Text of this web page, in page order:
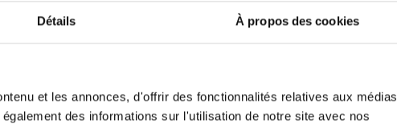
Détails À propos des cookies
et les annonces, d'offrir des fonctionnalités relatives aux médias
des informations sur l'utilisation de notre site avec nos